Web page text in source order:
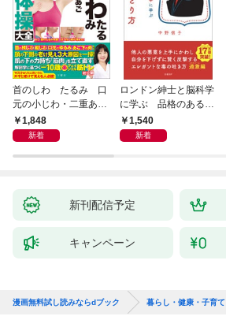
首のしわ たるみ 口
元の小じわ・二重あ
ご 何歳からでもここ
まで若くなる！ 名医
大全
1,848
新着
ロンドン紳士と脳科学
に学ぶ 品格のあるマ
ウントのとり方
1,540
新着
新刊配信予定
キャンペーン
漫画無料試し読みならdブック 暮らし・健康・子育て